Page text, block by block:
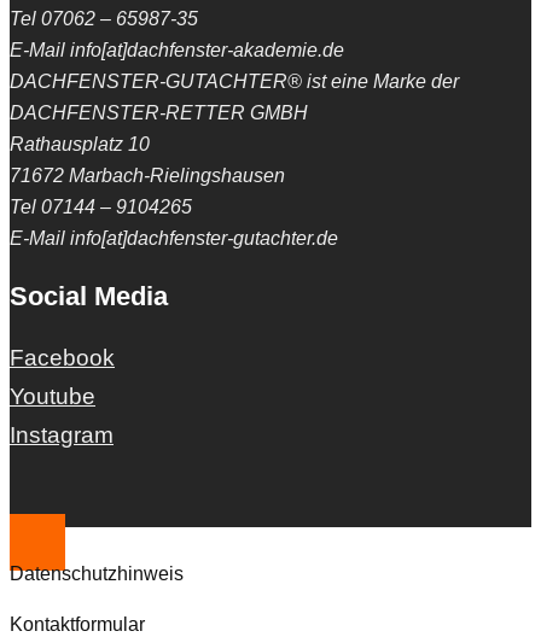
Tel 07062 – 65987-35
E-Mail info[at]dachfenster-akademie.de
DACHFENSTER-GUTACHTER® ist eine Marke der
DACHFENSTER-RETTER GMBH
Rathausplatz 10
71672 Marbach-Rielingshausen
Tel 07144 – 9104265
E-Mail info[at]dachfenster-gutachter.de
Social Media
Facebook
Youtube
Instagram
Datenschutzhinweis
Kontaktformular